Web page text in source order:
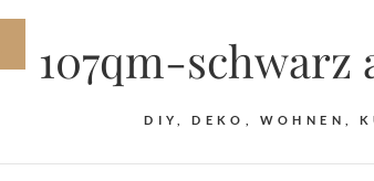
107qm-schwarz
DIY, DEKO, WOHNEN,